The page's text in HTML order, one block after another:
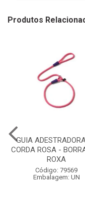
Produtos
GUIA
CORDA ROSA -
ROXA
Código: 79569
Embalagem: UN